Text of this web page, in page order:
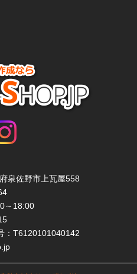
泉佐野市上瓦屋558
～18:00
：T6120101040142